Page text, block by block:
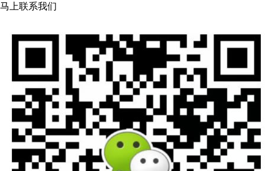
马上联系我们